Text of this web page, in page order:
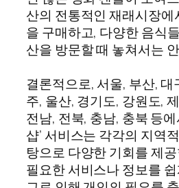
산의 전통적인 재래시장에
을 구매하고, 다양한 음식
산을 방문할 때 놓쳐서는
결론적으로, 서울, 부산, 대
주, 울산, 경기도, 강원도,
전남, 전북, 충남, 충북 등
샵’ 서비스는 각각의 지역
탕으로 다양한 기회를 제
필요한 서비스나 정보를